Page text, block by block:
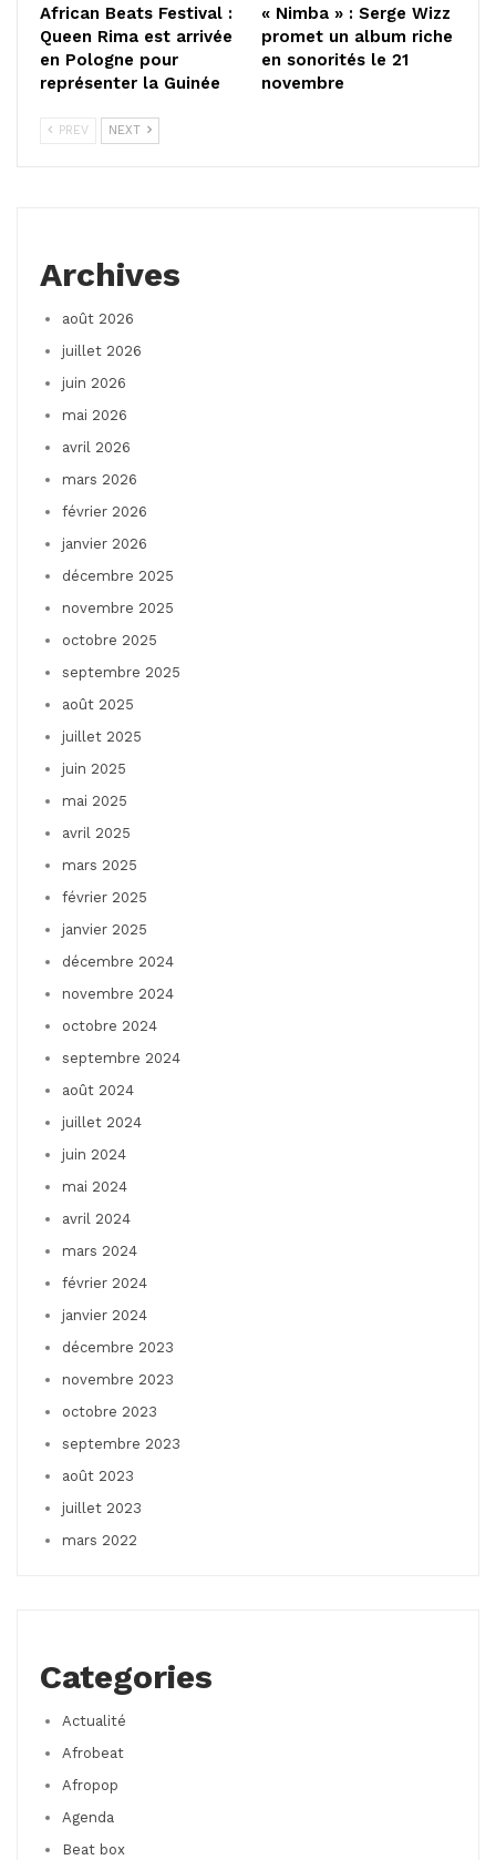
African Beats Festival :
Queen Rima est arrivée
en Pologne pour
représenter la Guinée
« Nimba » : Serge Wizz
promet un album riche
en sonorités le 21
novembre
PREV NEXT
Archives
août 2026
juillet 2026
juin 2026
mai 2026
avril 2026
mars 2026
février 2026
janvier 2026
décembre 2025
novembre 2025
octobre 2025
septembre 2025
août 2025
juillet 2025
juin 2025
mai 2025
avril 2025
mars 2025
février 2025
janvier 2025
décembre 2024
novembre 2024
octobre 2024
septembre 2024
août 2024
juillet 2024
juin 2024
mai 2024
avril 2024
mars 2024
février 2024
janvier 2024
décembre 2023
novembre 2023
octobre 2023
septembre 2023
août 2023
juillet 2023
mars 2022
Categories
Actualité
Afrobeat
Afropop
Agenda
Beat box